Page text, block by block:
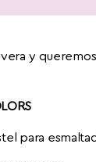
y
para